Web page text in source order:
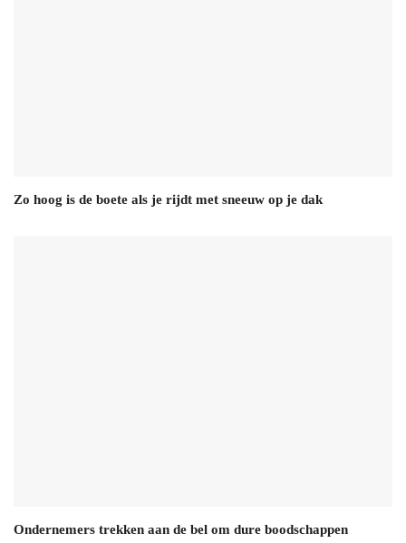
Zo hoog is de boete als je rijdt met sneeuw op je dak
Ondernemers trekken aan de bel om dure boodschappen